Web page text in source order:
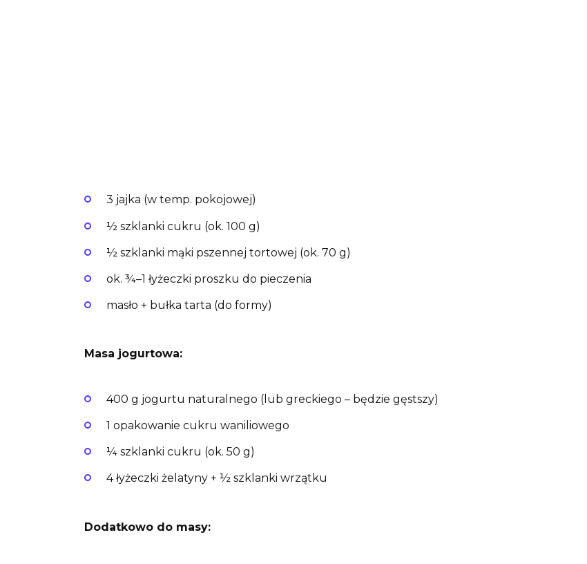
3 jajka (w temp. pokojowej)
½ szklanki cukru (ok. 100 g)
½ szklanki mąki pszennej tortowej (ok. 70 g)
ok. ¾–1 łyżeczki proszku do pieczenia
masło + bułka tarta (do formy)
Masa jogurtowa:
400 g jogurtu naturalnego (lub greckiego – będzie gęstszy)
1 opakowanie cukru waniliowego
¼ szklanki cukru (ok. 50 g)
4 łyżeczki żelatyny + ½ szklanki wrzątku
Dodatkowo do masy: